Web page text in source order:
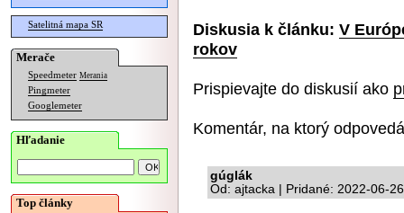
Satelitná mapa SR
Merače
Speedmeter Merania
Pingmeter
Googlemeter
Hľadanie
Top články
Diskusia k článku: V
rokov
Prispievajte do diskusií ako
Komentár, na ktorý
gúglák
Od: ajtacka | Pridané: 2022-06-